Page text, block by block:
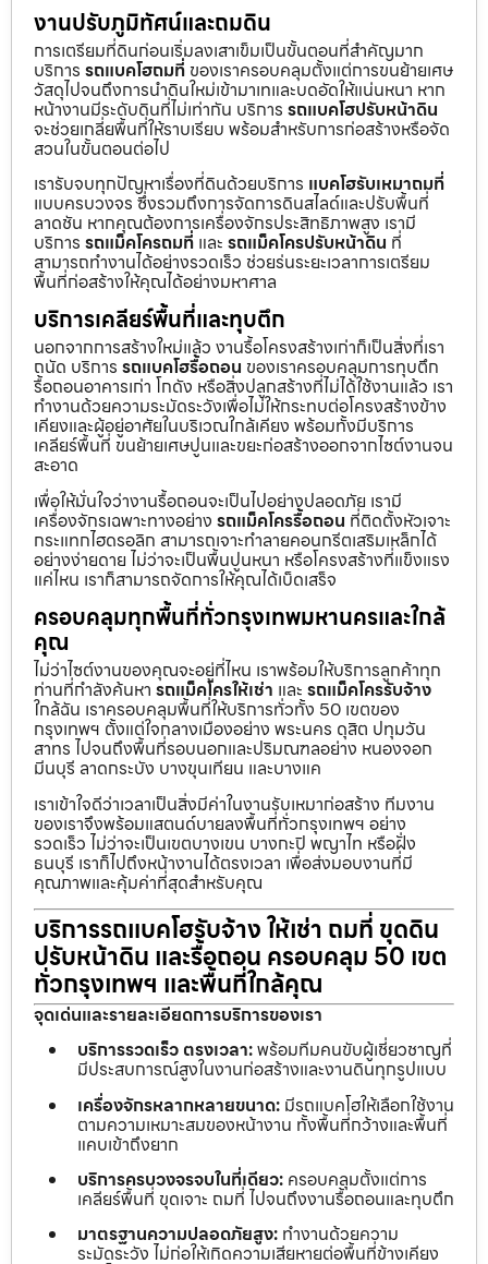
งานปรับภูมิทัศน์และถมดิน
การเตรียมที่ดินก่อนเริ่มลงเสาเข็มเป็นขั้นตอนที่สำคัญมาก
บริการ รถแบคโฮถมที่ ของเราครอบคลุมตั้งแต่การขนย้ายเศษ
วัสดุไปจนถึงการนำดินใหม่เข้ามาเทและบดอัดให้แน่นหนา หาก
หน้างานมีระดับดินที่ไม่เท่ากัน บริการ รถแบคโฮปรับหน้าดิน
จะช่วยเกลี่ยพื้นที่ให้ราบเรียบ พร้อมสำหรับการก่อสร้างหรือจัด
สวนในขั้นตอนต่อไป
เรารับจบทุกปัญหาเรื่องที่ดินด้วยบริการ แบคโฮรับเหมาถมที่
แบบครบวงจร ซึ่งรวมถึงการจัดการดินสไลด์และปรับพื้นที่
ลาดชัน หากคุณต้องการเครื่องจักรประสิทธิภาพสูง เรามี
บริการ รถแม็คโครถมที่ และ รถแม็คโครปรับหน้าดิน ที่
สามารถทำงานได้อย่างรวดเร็ว ช่วยร่นระยะเวลาการเตรียม
พื้นที่ก่อสร้างให้คุณได้อย่างมหาศาล
บริการเคลียร์พื้นที่และทุบตึก
นอกจากการสร้างใหม่แล้ว งานรื้อโครงสร้างเก่าก็เป็นสิ่งที่เรา
ถนัด บริการ รถแบคโฮรื้อถอน ของเราครอบคลุมการทุบตึก
รื้อถอนอาคารเก่า โกดัง หรือสิ่งปลูกสร้างที่ไม่ได้ใช้งานแล้ว เรา
ทำงานด้วยความระมัดระวังเพื่อไม่ให้กระทบต่อโครงสร้างข้าง
เคียงและผู้อยู่อาศัยในบริเวณใกล้เคียง พร้อมทั้งมีบริการ
เคลียร์พื้นที่ ขนย้ายเศษปูนและขยะก่อสร้างออกจากไซต์งานจน
สะอาด
เพื่อให้มั่นใจว่างานรื้อถอนจะเป็นไปอย่างปลอดภัย เรามี
เครื่องจักรเฉพาะทางอย่าง รถแม็คโครรื้อถอน ที่ติดตั้งหัวเจาะ
กระแทกไฮดรอลิก สามารถเจาะทำลายคอนกรีตเสริมเหล็กได้
อย่างง่ายดาย ไม่ว่าจะเป็นพื้นปูนหนา หรือโครงสร้างที่แข็งแรง
แค่ไหน เราก็สามารถจัดการให้คุณได้เบ็ดเสร็จ
ครอบคลุมทุกพื้นที่ทั่วกรุงเทพมหานครและใกล้
คุณ
ไม่ว่าไซต์งานของคุณจะอยู่ที่ไหน เราพร้อมให้บริการลูกค้าทุก
ท่านที่กำลังค้นหา รถแม็คโครให้เช่า และ รถแม็คโครรับจ้าง
ใกล้ฉัน เราครอบคลุมพื้นที่ให้บริการทั่วทั้ง 50 เขตของ
กรุงเทพฯ ตั้งแต่ใจกลางเมืองอย่าง พระนคร ดุสิต ปทุมวัน
สาทร ไปจนถึงพื้นที่รอบนอกและปริมณฑลอย่าง หนองจอก
มีนบุรี ลาดกระบัง บางขุนเทียน และบางแค
เราเข้าใจดีว่าเวลาเป็นสิ่งมีค่าในงานรับเหมาก่อสร้าง ทีมงาน
ของเราจึงพร้อมแสตนด์บายลงพื้นที่ทั่วกรุงเทพฯ อย่าง
รวดเร็ว ไม่ว่าจะเป็นเขตบางเขน บางกะปิ พญาไท หรือฝั่ง
ธนบุรี เราก็ไปถึงหน้างานได้ตรงเวลา เพื่อส่งมอบงานที่มี
คุณภาพและคุ้มค่าที่สุดสำหรับคุณ
บริการรถแบคโฮรับจ้าง ให้เช่า ถมที่ ขุดดิน
ปรับหน้าดิน และรื้อถอน ครอบคลุม 50 เขต
ทั่วกรุงเทพฯ และพื้นที่ใกล้คุณ
จุดเด่นและรายละเอียดการบริการของเรา
บริการรวดเร็ว ตรงเวลา:พร้อมทีมคนขับผู้เชี่ยวชาญที่
มีประสบการณ์สูงในงานก่อสร้างและงานดินทุกรูปแบบ
เครื่องจักรหลากหลายขนาด: มีรถแบคโฮให้เลือกใช้งาน
ตามความเหมาะสมของหน้างาน ทั้งพื้นที่กว้างและพื้นที่
แคบเข้าถึงยาก
บริการครบวงจรจบในที่เดียว: ครอบคลุมตั้งแต่การ
เคลียร์พื้นที่ ขุดเจาะ ถมที่ ไปจนถึงงานรื้อถอนและทุบตึก
มาตรฐานความปลอดภัยสูง: ทำงานด้วยความ
ระมัดระวัง ไม่ก่อให้เกิดความเสียหายต่อพื้นที่ข้างเคียง